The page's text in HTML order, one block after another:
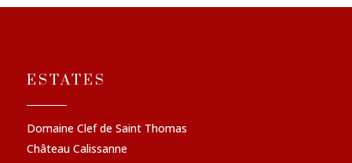
ESTATES
Domaine Clef de Saint Thomas
Château Calissanne